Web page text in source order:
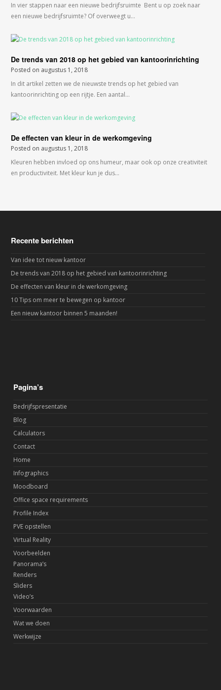
In vier stappen naar een nieuwe bedrijfsruimte Bent u op zoek naar
een nieuwe bedrijfsruimte? Of overweegt u…
De trends van 2018 op het gebied van kantoorinrichting
Posted on augustus 1, 2018
In dit artikel zetten we de nieuwste trends op het gebied van
kantoorinrichting op een rijtje. Een aantal…
De effecten van kleur in de werkomgeving
Posted on augustus 1, 2018
Kleuren hebben invloed op ons humeur, maar ook op onze creativiteit
en productiviteit. Met kleur kun je dus…
Recente berichten
Van idee tot nieuw kantoor
De trends van 2018 op het gebied van kantoorinrichting
De effecten van kleur in de werkomgeving
10 Tips om meer te bewegen op kantoor
Een nieuw kantoor binnen 5 maanden!
Pagina’s
Bedrijfspresentatie
Blog
Calculators
Contact
Home
Infographics
Moodboard
Office space requirements
Profile Index
PVE opstellen
Virtual Reality
Voorbeelden
Panorama’s
Renders
Sliders
Video’s
Voorwaarden
Wat we doen
Werkwijze